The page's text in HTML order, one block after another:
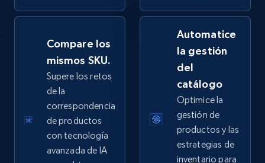
more.
2.5K+ 359+ Comenzar ahora
eBay - Collect records by category
URL, Product id, Title, Seller name, Seller rating,
Seller reviews, Breadcrumbs, Root category, and
more.
Compare los
mismos SKU.
Supere los retos
de la
correspondencia
de productos
con tecnología
avanzada de IA
Automatice
la gestión
del
catálogo
Optimice la
gestión de
productos y las
estrategias de
inventario para